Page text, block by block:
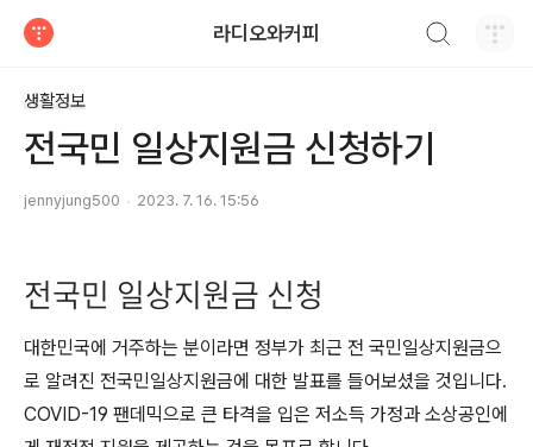
라디오와커피
생활정보
전국민 일상지원금 신청하기
jennyjung500 2023. 7. 16. 15:56
전국민 일상지원금 신청
대한민국에 거주하는 분이라면 정부가 최근 전 국민일상지원금으
로 알려진 전국민일상지원금에 대한 발표를 들어보셨을 것입니다.
COVID-19 팬데믹으로 큰 타격을 입은 저소득 가정과 소상공인에